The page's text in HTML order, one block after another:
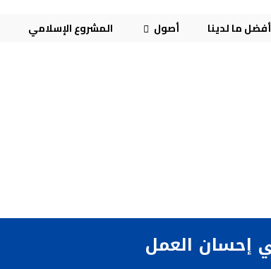
أفضل ما لدينا أصول المشروع الإسلامي